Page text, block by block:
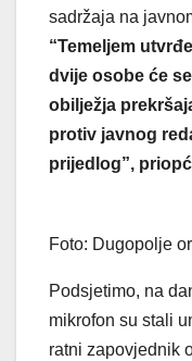
sadržaja na
“Temeljem
dvije osobe će
obilježja
protiv javnog
prijedlog”,
Foto: Dugopolje
Podsjetimo, na
mikrofon su stali
ratni zapovjednik